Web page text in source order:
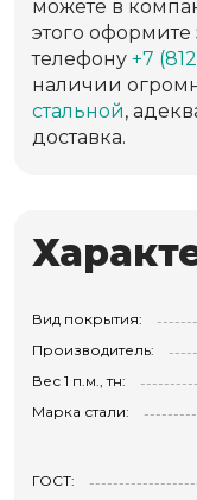
можете в
этого оформите
телефону +7
наличии
стальной,
доставка.
Вид покрытия:
Производитель:
Вес 1 п.м., тн:
Марка стали:
ГОСТ: